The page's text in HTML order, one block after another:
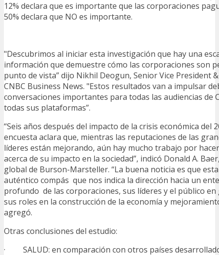
12% declara que es importante que las corporaciones
50% declara que NO es importante.
"Descubrimos al iniciar esta investigación que hay una
información que demuestre cómo las corporaciones son
punto de vista” dijo Nikhil Deogun, Senior Vice President
CNBC Business News. "Estos resultados van a impulsar
conversaciones importantes para todas las audiencias de
todas sus plataformas”.
“Seis años después del impacto de la crisis económica del
encuesta aclara que, mientras las reputaciones de las
líderes están mejorando, aún hay mucho trabajo por
acerca de su impacto en la sociedad”, indicó Donald A.
global de Burson-Marsteller. “La buena noticia es que
auténtico compás que nos indica la dirección hacia un
profundo de las corporaciones, sus líderes y el público
sus roles en la construcción de la economía y
agregó.
Otras conclusiones del estudio:
· SALUD: en comparación con otros países